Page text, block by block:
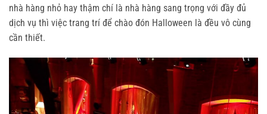
nhà hàng nhỏ hay thậm chí là nhà hàng sang trọng với đầy đủ
dịch vụ thì việc trang trí để chào đón Halloween là đều vô cùng
cần thiết.